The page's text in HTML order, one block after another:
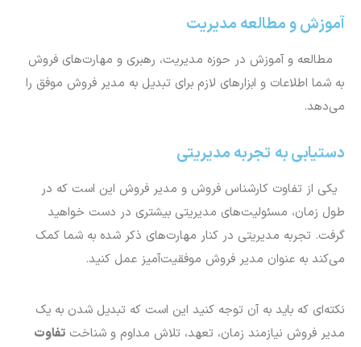
آموزش و مطالعه مدیریت
مطالعه و آموزش در حوزه مدیریت، رهبری و مهارت‌های فروش
به شما اطلاعات و ابزارهای لازم برای تبدیل به مدیر فروش موفق را
می‌دهد.
دستیابی به تجربه مدیریتی
یکی از تفاوت کارشناس فروش و مدیر فروش این است که در
طول زمان، مسئولیت‌های مدیریتی بیشتری در دست خواهید
گرفت. تجربه مدیریتی در کنار مهارت‌های ذکر شده به شما کمک
می‌کند به عنوان مدیر فروش موفقیت‌آمیز عمل کنید.
نکته‌ای که باید به آن توجه کنید این است که تبدیل شدن به یک
مدیر فروش نیازمند زمان، تعهد، تلاش مداوم و شناخت تفاوت